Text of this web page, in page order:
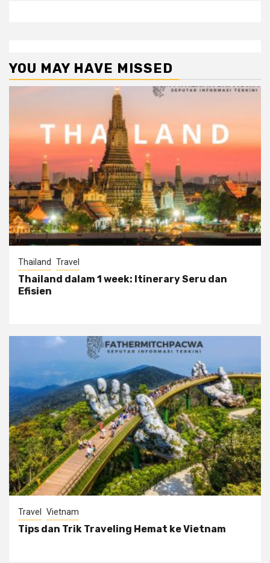
YOU MAY HAVE MISSED
Thailand Travel
Thailand dalam 1 week: Itinerary Seru dan
Efisien
Travel Vietnam
Tips dan Trik Traveling Hemat ke Vietnam